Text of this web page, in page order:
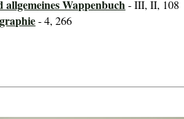
allgemeines Wappenbuch- III, II, 108
- 4, 266